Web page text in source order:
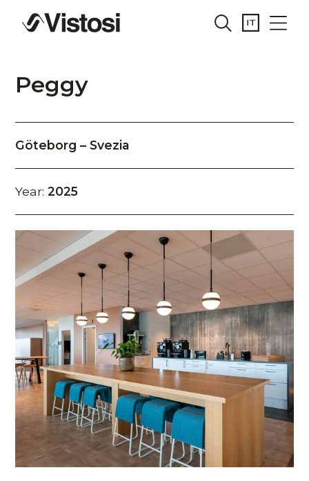
Peggy
Göteborg – Svezia
Year:2025